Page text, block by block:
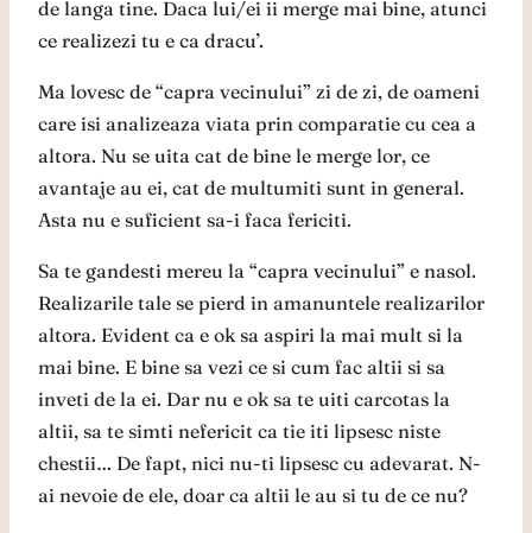
de langa tine. Daca lui/ei ii merge mai bine, atunci
ce realizezi tu e ca dracu’.
Ma lovesc de “capra vecinului” zi de zi, de oameni
care isi analizeaza viata prin comparatie cu cea a
altora. Nu se uita cat de bine le merge lor, ce
avantaje au ei, cat de multumiti sunt in general.
Asta nu e suficient sa-i faca fericiti.
Sa te gandesti mereu la “capra vecinului” e nasol.
Realizarile tale se pierd in amanuntele realizarilor
altora. Evident ca e ok sa aspiri la mai mult si la
mai bine. E bine sa vezi ce si cum fac altii si sa
inveti de la ei. Dar nu e ok sa te uiti carcotas la
altii, sa te simti nefericit ca tie iti lipsesc niste
chestii… De fapt, nici nu-ti lipsesc cu adevarat. N-
ai nevoie de ele, doar ca altii le au si tu de ce nu?